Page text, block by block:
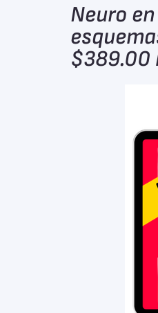
Neuro en
$389.00